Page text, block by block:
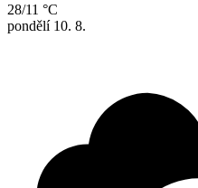
28/11 °C
pondělí 10. 8.